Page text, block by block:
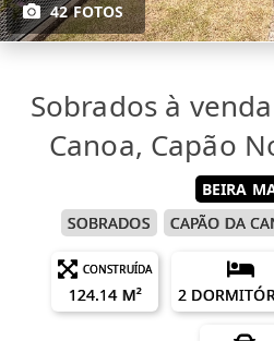
42 FOTOS
Sobrados à
Canoa, Capão
BEIRA
SOBRADOS
CAPÃO DA
CONSTRUÍDA
124.14 M² 2